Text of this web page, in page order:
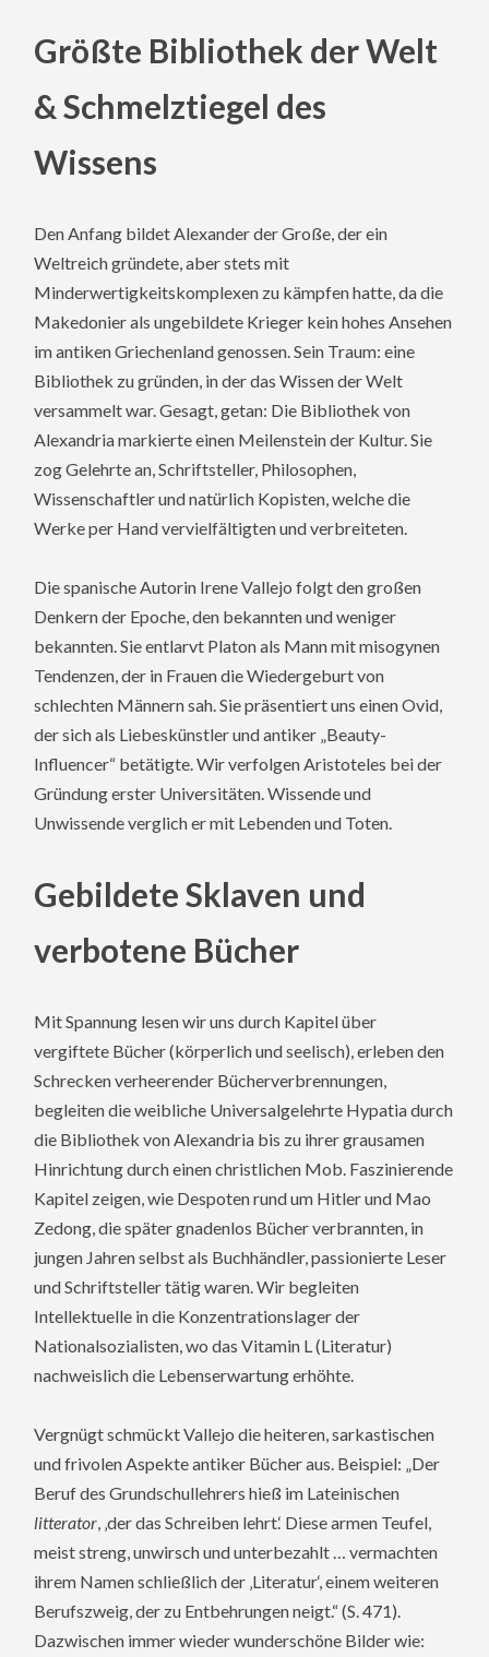
Größte Bibliothek der Welt
& Schmelztiegel des
Wissens
Den Anfang bildet Alexander der Große, der ein
Weltreich gründete, aber stets mit
Minderwertigkeitskomplexen zu kämpfen hatte, da die
Makedonier als ungebildete Krieger kein hohes Ansehen
im antiken Griechenland genossen. Sein Traum: eine
Bibliothek zu gründen, in der das Wissen der Welt
versammelt war. Gesagt, getan: Die Bibliothek von
Alexandria markierte einen Meilenstein der Kultur. Sie
zog Gelehrte an, Schriftsteller, Philosophen,
Wissenschaftler und natürlich Kopisten, welche die
Werke per Hand vervielfältigten und verbreiteten.
Die spanische Autorin Irene Vallejo folgt den großen
Denkern der Epoche, den bekannten und weniger
bekannten. Sie entlarvt Platon als Mann mit misogynen
Tendenzen, der in Frauen die Wiedergeburt von
schlechten Männern sah. Sie präsentiert uns einen Ovid,
der sich als Liebeskünstler und antiker „Beauty-
Influencer“ betätigte. Wir verfolgen Aristoteles bei der
Gründung erster Universitäten. Wissende und
Unwissende verglich er mit Lebenden und Toten.
Gebildete Sklaven und
verbotene Bücher
Mit Spannung lesen wir uns durch Kapitel über
vergiftete Bücher (körperlich und seelisch), erleben den
Schrecken verheerender Bücherverbrennungen,
begleiten die weibliche Universalgelehrte Hypatia durch
die Bibliothek von Alexandria bis zu ihrer grausamen
Hinrichtung durch einen christlichen Mob. Faszinierende
Kapitel zeigen, wie Despoten rund um Hitler und Mao
Zedong, die später gnadenlos Bücher verbrannten, in
jungen Jahren selbst als Buchhändler, passionierte Leser
und Schriftsteller tätig waren. Wir begleiten
Intellektuelle in die Konzentrationslager der
Nationalsozialisten, wo das Vitamin L (Literatur)
nachweislich die Lebenserwartung erhöhte.
Vergnügt schmückt Vallejo die heiteren, sarkastischen
und frivolen Aspekte antiker Bücher aus. Beispiel: „Der
Beruf des Grundschullehrers hieß im Lateinischen
litterator , ‚der das Schreiben lehrt.‘ Diese armen Teufel,
meist streng, unwirsch und unterbezahlt … vermachten
ihrem Namen schließlich der ‚Literatur‘, einem weiteren
Berufszweig, der zu Entbehrungen neigt.“ (S. 471).
Dazwischen immer wieder wunderschöne Bilder wie: